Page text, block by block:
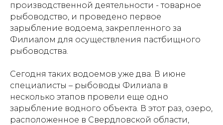
производственной деятельности - товарное
рыбоводство, и проведено первое
зарыбление водоема, закрепленного за
Филиалом для осуществления пастбищного
рыбоводства.
Сегодня таких водоемов уже два. В июне
специалисты – рыбоводы Филиала в
несколько этапов провели еще одно
зарыбление водного объекта. В этот раз, озеро,
расположенное в Свердловской области,